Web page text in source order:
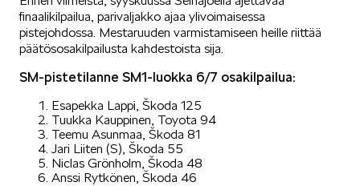
finaalikilpailua, parivaljakko ajaa ylivoimaisessa
pistejohdossa. Mestaruuden varmistamiseen heille riittää
päätösosakilpailusta kahdestoista sija.
SM-pistetilanne SM1-luokka 6/7 osakilpailua:
Esapekka Lappi, Škoda 125
Tuukka Kauppinen, Toyota 94
Teemu Asunmaa, Škoda 81
Jari Liiten (S), Škoda 55
Niclas Grönholm, Škoda 48
Anssi Rytkönen, Škoda 46